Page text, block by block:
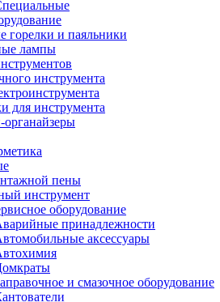
горелки и паяльники
лампы
инструмента
для инструмента
пены
инструмент
оборудование
принадлежности
аксессуары
и смазочное оборудование